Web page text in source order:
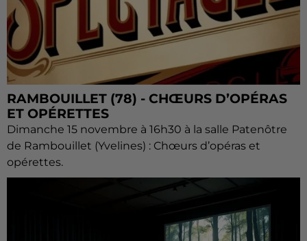
RAMBOUILLET (78) - CHŒURS D’OPÉRAS
ET OPÉRETTES
Dimanche 15 novembre à 16h30 à la salle Patenôtre
de Rambouillet (Yvelines) : Chœurs d’opéras et
opérettes.